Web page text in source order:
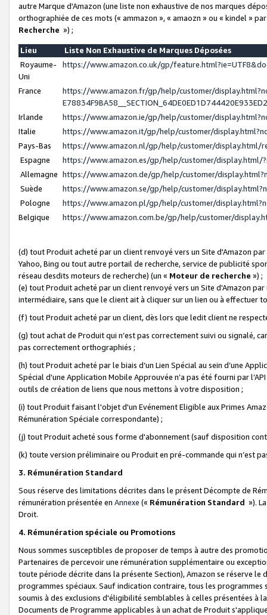
autre Marque d'Amazon (une liste non exhaustive de nos marques
orthographiée de ces mots (« ammazon », « amaozn » ou « kindel »
Recherche ») ;
Lieu
Liste Non Exhaustive de Marques Déposées
Royaume-
Uni
https://www.amazon.co.uk/gp/
France
https://www.amazon.fr/gp/help/customer/
Irlande
https://www.amazon.ie/gp/help/customer/
Italie
https://www.amazon.it/gp/help/customer/
Pays-Bas
https://www.amazon.nl/gp/help/customer/display.html/
Espagne
https://www.amazon.es/gp/help/customer/display.html/
Allemagne https://www.amazon.de/gp/help/customer/
Suède
https://www.amazon.se/gp/help/customer/
Pologne
https://www.amazon.pl/gp/help/customer/
Belgique
https://www.amazon.com.be/gp/help/customer/
(d) tout Produit acheté par un client renvoyé vers un Site d'Amazon
Yahoo, Bing ou tout autre portail de recherche, service de publicité
réseau desdits moteurs de recherche) (un « Moteur de recherche ») ;
(e) tout Produit acheté par un client renvoyé vers un Site d'Amazon
intermédiaire, sans que le client ait à cliquer sur un lien ou à
(f) tout Produit acheté par un client, dès lors que ledit client ne
(g) tout achat de Produit qui n’est pas correctement suivi ou signalé,
pas correctement orthographiés ;
(h) tout Produit acheté par le biais d’un Lien Spécial au sein d’une
Spécial d'une Application Mobile Approuvée n’a pas été fourni par
outils de création de liens que nous mettons à votre disposition ;
(i) tout Produit faisant l'objet d'un Evénement Eligible aux Primes
Rémunération Spéciale correspondante) ;
(j) tout Produit acheté sous forme d'abonnement (sauf disposition
(k) toute version préliminaire ou Produit en pré-commande qui n’est
3. Rémunération Standard
Sous réserve des limitations décrites dans le présent Décompte de
rémunération présentée en Annexe (« Rémunération Standard »).
Droit.
4. Rémunération spéciale ou Promotions
Nous sommes susceptibles de proposer de temps à autre des
Partenaires de percevoir une rémunération supplémentaire ou
toute période décrite dans la présente Section), Amazon se réserve
programmes spéciaux. Sauf indication contraire, tous les
soumis à des exclusions d'éligibilité semblables à celles présentées à
Documents de Programme applicables à un achat de Produit